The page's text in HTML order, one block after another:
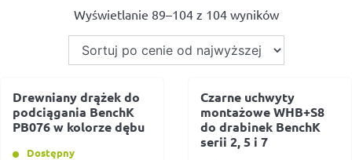
Wyświetlanie 89–104 z 104 wyników
Drewniany drążek do
podciągania BenchK
PB076 w kolorze dębu
Dostępny
Czarne uchwyty
montażowe WHB+S8
do drabinek BenchK
serii 2, 5 i 7